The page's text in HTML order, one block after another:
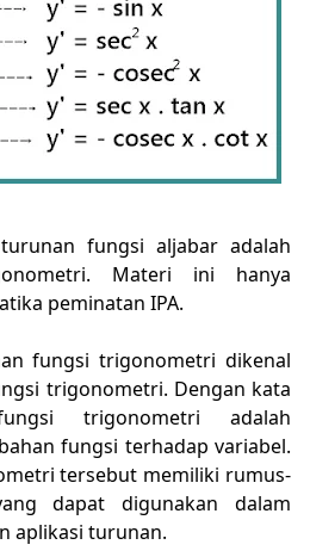
fungsi aljabar adalah
Materi ini hanya
peminatan IPA.
fungsi trigonometri dikenal
trigonometri. Dengan kata
trigonometri adalah
fungsi terhadap variabel.
tersebut memiliki rumus-
dapat digunakan dalam
aplikasi turunan.